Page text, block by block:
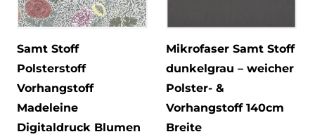
Samt Stoff
Polsterstoff
Vorhangstoff
Madeleine
Digitaldruck Blumen
Mikrofaser Samt Stoff
dunkelgrau – weicher
Polster- &
Vorhangstoff 140cm
Breite